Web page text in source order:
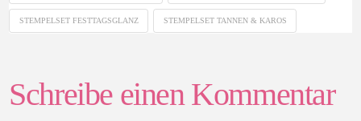
STEMPELSET FESTTAGSGLANZ STEMPELSET TANNEN & KAROS
Schreibe einen Kommentar